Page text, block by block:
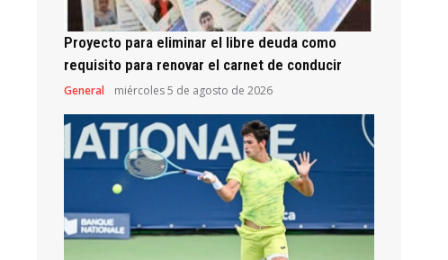
Proyecto para eliminar el libre deuda como
requisito para renovar el carnet de conducir
General miércoles 5 de agosto de 2026